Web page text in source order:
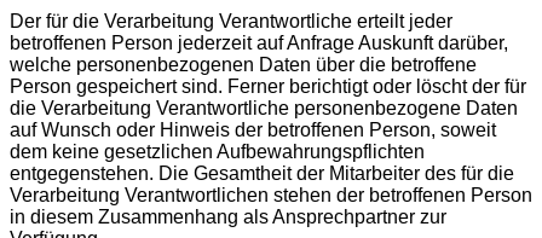
Der für die Verarbeitung Verantwortliche erteilt jeder
betroffenen Person jederzeit auf Anfrage Auskunft darüber,
welche personenbezogenen Daten über die betroffene
Person gespeichert sind. Ferner berichtigt oder löscht der für
die Verarbeitung Verantwortliche personenbezogene Daten
auf Wunsch oder Hinweis der betroffenen Person, soweit
dem keine gesetzlichen Aufbewahrungspflichten
entgegenstehen. Die Gesamtheit der Mitarbeiter des für die
Verarbeitung Verantwortlichen stehen der betroffenen Person
in diesem Zusammenhang als Ansprechpartner zur